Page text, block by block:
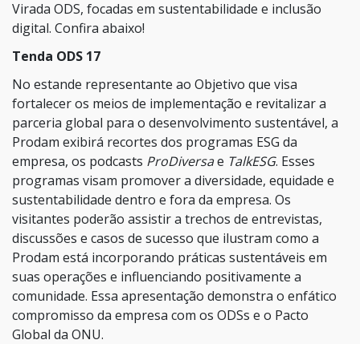
Virada ODS, focadas em sustentabilidade e inclusão
digital. Confira abaixo!
Tenda ODS 17
No estande representante ao Objetivo que visa
fortalecer os meios de implementação e revitalizar a
parceria global para o desenvolvimento sustentável, a
Prodam exibirá recortes dos programas ESG da
empresa, os podcasts ProDiversae TalkESG. Esses
programas visam promover a diversidade, equidade e
sustentabilidade dentro e fora da empresa. Os
visitantes poderão assistir a trechos de entrevistas,
discussões e casos de sucesso que ilustram como a
Prodam está incorporando práticas sustentáveis em
suas operações e influenciando positivamente a
comunidade. Essa apresentação demonstra o enfático
compromisso da empresa com os ODSs e o Pacto
Global da ONU.